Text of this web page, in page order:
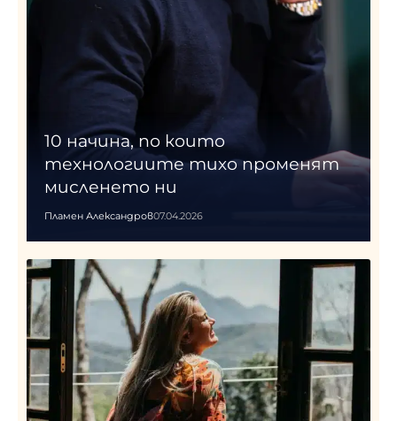
10 начина, по които
технологиите тихо променят
мисленето ни
Пламен Александров07.04.2026